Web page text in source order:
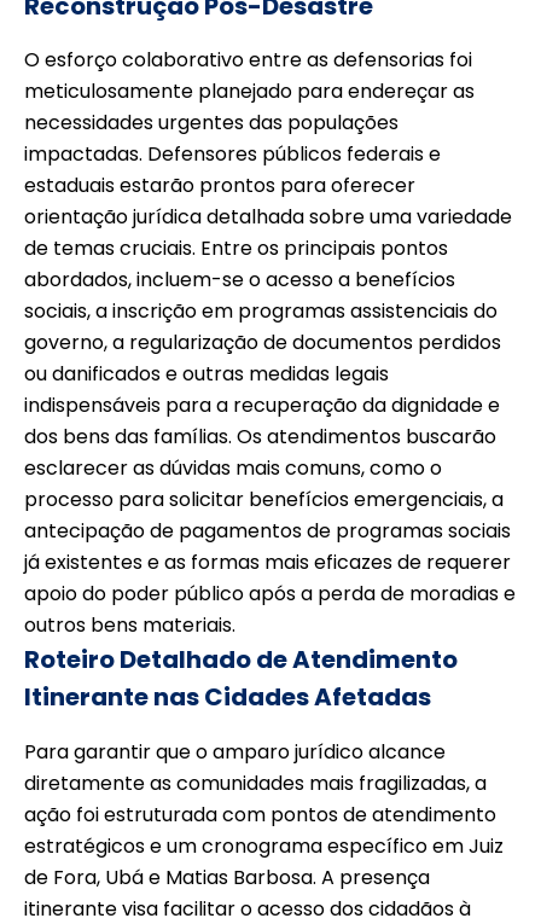
O esforço colaborativo entre as defensorias foi
meticulosamente planejado para endereçar as
necessidades urgentes das populações
impactadas. Defensores públicos federais e
estaduais estarão prontos para oferecer
orientação jurídica detalhada sobre uma variedade
de temas cruciais. Entre os principais pontos
abordados, incluem-se o acesso a benefícios
sociais, a inscrição em programas assistenciais do
governo, a regularização de documentos perdidos
ou danificados e outras medidas legais
indispensáveis para a recuperação da dignidade e
dos bens das famílias. Os atendimentos buscarão
esclarecer as dúvidas mais comuns, como o
processo para solicitar benefícios emergenciais, a
antecipação de pagamentos de programas sociais
já existentes e as formas mais eficazes de requerer
apoio do poder público após a perda de moradias e
outros bens materiais.
Roteiro Detalhado de Atendimento
Itinerante nas Cidades Afetadas
Para garantir que o amparo jurídico alcance
diretamente as comunidades mais fragilizadas, a
ação foi estruturada com pontos de atendimento
estratégicos e um cronograma específico em Juiz
de Fora, Ubá e Matias Barbosa. A presença
itinerante visa facilitar o acesso dos cidadãos à